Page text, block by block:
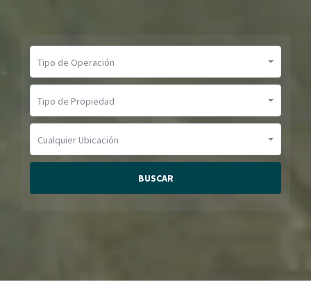
Tipo de Operación
Tipo de Propiedad
Cualquier Ubicación
BUSCAR